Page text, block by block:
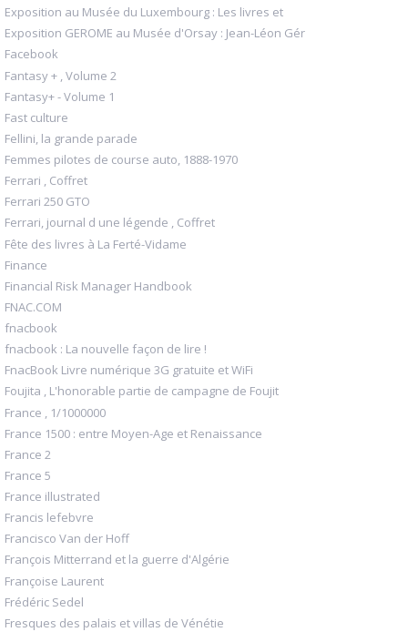
Exposition au Musée du Luxembourg : Les livres et
Exposition GEROME au Musée d'Orsay : Jean-Léon Gér
Facebook
Fantasy + , Volume 2
Fantasy+ - Volume 1
Fast culture
Fellini, la grande parade
Femmes pilotes de course auto, 1888-1970
Ferrari , Coffret
Ferrari 250 GTO
Ferrari, journal d une légende , Coffret
Fête des livres à La Ferté-Vidame
Finance
Financial Risk Manager Handbook
FNAC.COM
fnacbook
fnacbook : La nouvelle façon de lire !
FnacBook Livre numérique 3G gratuite et WiFi
Foujita , L'honorable partie de campagne de Foujit
France , 1/1000000
France 1500 : entre Moyen-Age et Renaissance
France 2
France 5
France illustrated
Francis lefebvre
Francisco Van der Hoff
François Mitterrand et la guerre d'Algérie
Françoise Laurent
Frédéric Sedel
Fresques des palais et villas de Vénétie